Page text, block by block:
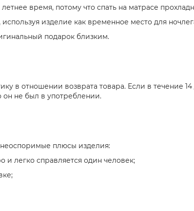
время, потому что спать на матрасе
изделие как временное место для
подарок близким.
в отношении возврата товара. Если в течение
он не был в употреблении.
плюсы изделия:
и легко справляется один человек;